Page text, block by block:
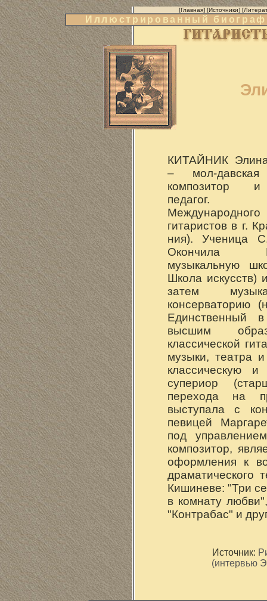
[Главная] [Источники] [
Иллюстрированный
КИТАЙНИК
– мол-давская
композитор
педагог.
гитаристов в г.
ния). Ученица
Окончила
музыкальную
Школа искусств)
затем
консерваторию
Единственный
высшим
классической
музыки, театра и
классическую
супериор
перехода на
выступала с
певицей
под
композитор,
оформления к
драматического
Кишиневе: "Три
в комнату
"Контрабас" и
Источник:
(интервью